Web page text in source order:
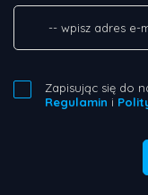
Zapisując się do
Regulamin i